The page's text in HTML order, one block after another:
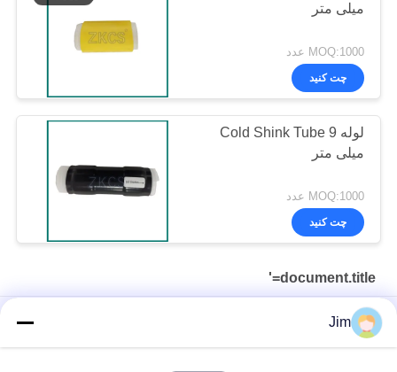
میلی متر
MOQ:1000 عدد
چت کنید
لوله Cold Shink Tube 9
میلی متر
MOQ:1000 عدد
چت کنید
document.title='
خاتمه جمع شدگی سرد با کارایی بالا برای مهندسی برق
مقاوم در برابر اشعه ماوراء بنفش، مقاوم در برابر ازن، انبساط 4
Jim